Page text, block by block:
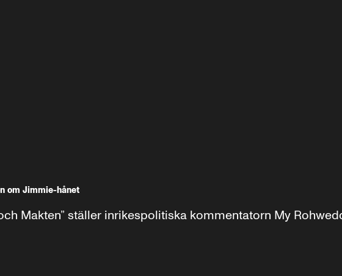
om Jimmie-hånet
Makten” ställer inrikespolitiska kommentatorn My